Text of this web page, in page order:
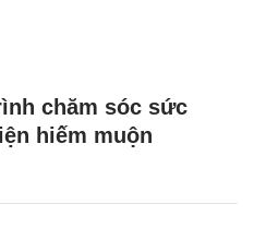
chăm sóc sức
hiếm muộn